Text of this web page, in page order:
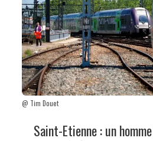
@ Tim Douet
Saint-Etienne : un